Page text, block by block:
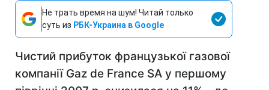
Не трать время на шум! Читай только
суть из РБК-Украина в Google
Чистий прибуток французької газової
компанії Gaz de France SA у першому